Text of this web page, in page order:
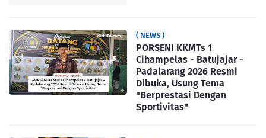
( NEWS )
PORSENI KKMTs 1
Cihampelas - Batujajar -
Padalarang 2026 Resmi
Dibuka, Usung Tema
"Berprestasi Dengan
Sportivitas"